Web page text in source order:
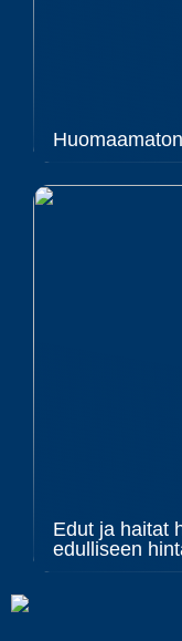
Edut ja haitat
edulliseen